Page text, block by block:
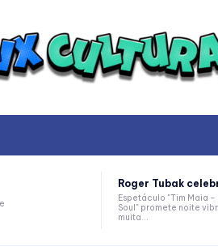
Roger Tubak
Espetáculo "Tim Maia –
Soul" promete noite
muita...